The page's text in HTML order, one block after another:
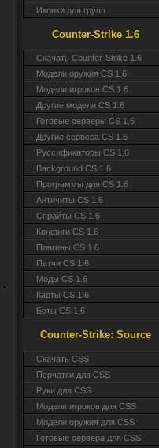
Иконки для групп
Counter-Strike 1.6
Скачать Counter-Strike 1.6
Модели оружия CS 1.6
Модели игроков CS 1.6
Другие модели CS 1.6
Готовые серверы CS 1.6
Другие сервера CS 1.6
Руссификаторы CS 1.6
Background CS 1.6
Программы для CS 1.6
Античиты CS 1.6
Спрайты CS 1.6
Конфиги CS 1.6
Плагины CS 1.6
Патчи CS 1.6
Моды CS 1.6
Карты CS 1.6
Боты CS 1.6
Counter-Strike: Source
Cкачать CSS
Перчатки для CSS
Руки для CSS
Модели игроков для CSS
Модели оружия для CSS
Готовые сервера для CSS